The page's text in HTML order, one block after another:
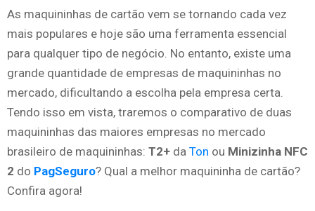
As maquininhas de cartão vem se tornando cada vez
mais populares e hoje são uma ferramenta essencial
para qualquer tipo de negócio. No entanto, existe uma
grande quantidade de empresas de maquininhas no
mercado, dificultando a escolha pela empresa certa.
Tendo isso em vista, traremos o comparativo de duas
maquininhas das maiores empresas no mercado
brasileiro de maquininhas: T2+ da Ton ou Minizinha NFC
2 do PagSeguro? Qual a melhor maquininha de cartão?
Confira agora!